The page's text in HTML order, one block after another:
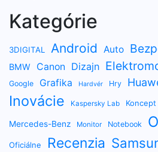
Kategórie
3DIGITAL Android Auto
BMW Canon Dizajn
Google
Grafika Hardvér Hry
Inovácie Kaspersky Lab Koncept
Mercedes-Benz Monitor Notebook
Oficiálne Recenzia